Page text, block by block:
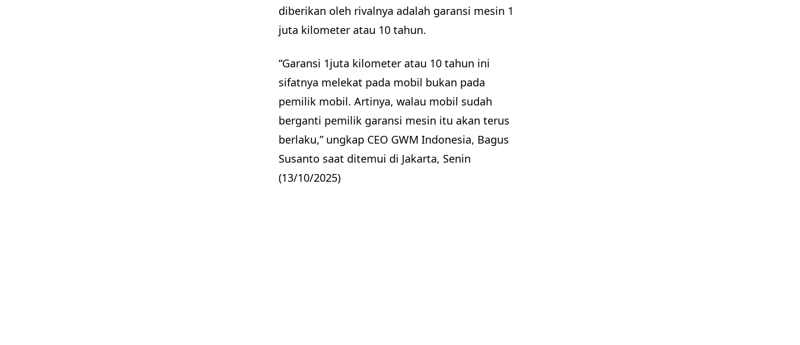
diberikan oleh rivalnya adalah garansi mesin 1
juta kilometer atau 10 tahun.
“Garansi 1juta kilometer atau 10 tahun ini
sifatnya melekat pada mobil bukan pada
pemilik mobil. Artinya, walau mobil sudah
berganti pemilik garansi mesin itu akan terus
berlaku,” ungkap CEO GWM Indonesia, Bagus
Susanto saat ditemui di Jakarta, Senin
(13/10/2025)